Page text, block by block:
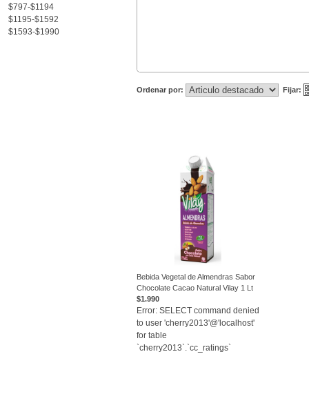
$797-$1194
$1195-$1592
$1593-$1990
Ordenar por: Fijar:
Bebida Vegetal de Almendras Sabor
Chocolate Cacao Natural Vilay 1 Lt
$1.990
Error: SELECT command denied
to user 'cherry2013'@'localhost'
for table
`cherry2013`.`cc_ratings`